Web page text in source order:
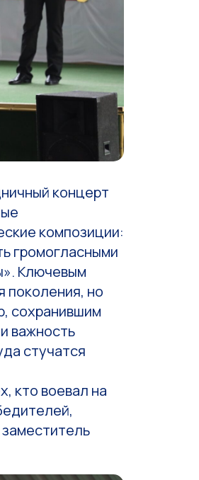
концерт
композиции:
громогласными
Ключевым
поколения, но
сохранившим
важность
стучатся
кто воевал на